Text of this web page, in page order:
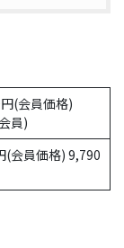
(会員価格)
員)
(会員価格) 9,790